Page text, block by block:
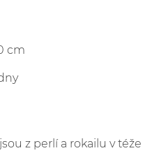
cm
z perlí a rokailu v téže